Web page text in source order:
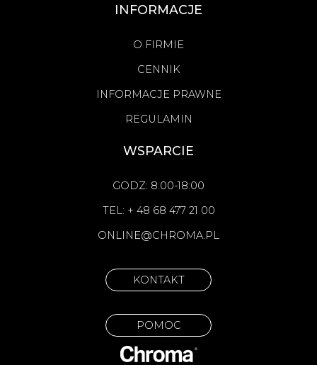
INFORMACJE
O FIRMIE
CENNIK
INFORMACJE PRAWNE
REGULAMIN
WSPARCIE
GODZ: 8:00-18:00
TEL: + 48 68 477 21 00
ONLINE@CHROMA.PL
KONTAKT
POMOC